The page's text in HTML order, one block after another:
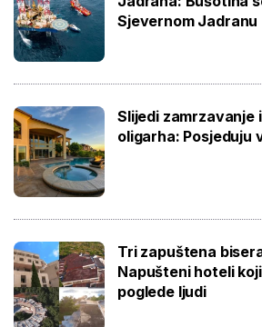
Sjevernom Jadranu
Slijedi zamrzavanje
oligarha: Posjeduju
Tri zapuštena
Napušteni hoteli
poglede ljudi